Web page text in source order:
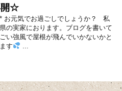
開☆
お元気でお過ごしでしょうか？ 私
の実家におります。ブログを書いて
い強風で屋根が飛んでいかないかと
す
...